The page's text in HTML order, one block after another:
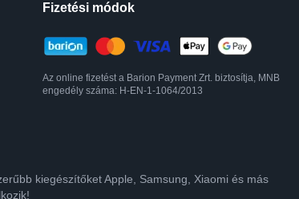
Fizetési módok
Az online fizetést a Barion Payment Zrt. biztosítja, MNB
engedély száma: H-EN-1-1064/2013
kiegészítőket Apple, Samsung, Xiaomi és más